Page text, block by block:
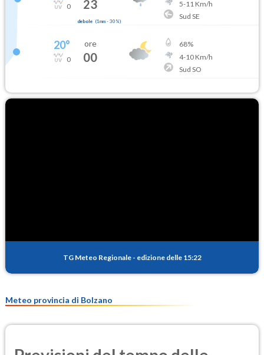
0 23
debole (1mm- 30 %)
5-11 Km/h
Sud SE
20°
0
ore
00
68%
4-10Km/h
Sud SO
TG Meteo Regionale - edizione delle 15:22
Meteo provincia di Bolzano